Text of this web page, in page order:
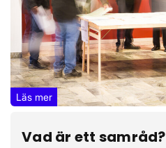
Läs mer
Vad är ett samråd?